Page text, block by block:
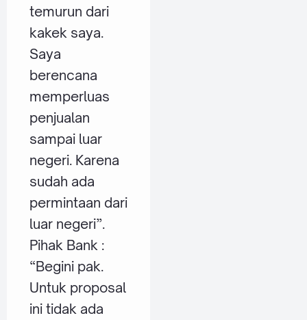
temurun dari
kakek saya.
Saya
berencana
memperluas
penjualan
sampai luar
negeri. Karena
sudah ada
permintaan dari
luar negeri”.
Pihak Bank :
“Begini pak.
Untuk proposal
ini tidak ada